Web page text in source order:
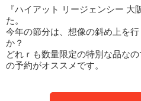
『ハイアット リージェンシー
た。
今年の節分は、想像の斜め上を
か？
どれｒも数量限定の特別な品な
の予約がオススメです。